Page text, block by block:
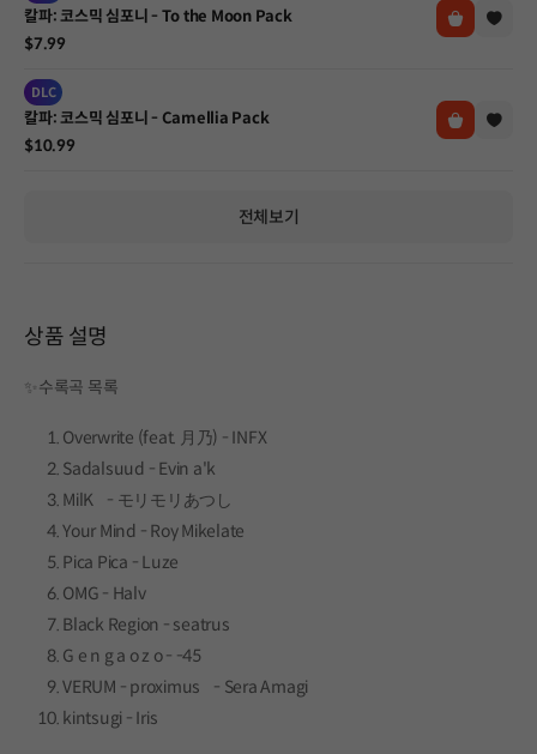
칼파: 코스믹 심포니 - To the Moon Pack
$7.99
DLC
칼파: 코스믹 심포니 - Camellia Pack
$10.99
전체보기
상품 설명
✨수록곡 목록
Overwrite (feat. 月乃) - INFX
Sadalsuud - Evin a'k
MilK - モリモリあつし
Your Mind - Roy Mikelate
Pica Pica - Luze
OMG - Halv
Black Region - seatrus
G e n g a o z o - -45
VERUM - proximus - Sera Amagi
kintsugi - Iris